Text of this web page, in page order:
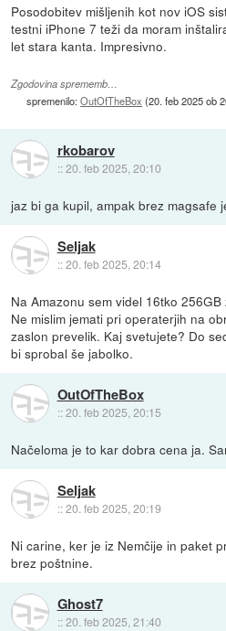
Posodobitev mišljenih kot nov iOS
testni iPhone 7 teži da moram
let stara kanta. Impresivno.
Zgodovina sprememb…
spremenilo:OutOfTheBox (20. feb 2025 ob
rkobarov
::20. feb 2025, 20:10
jaz bi ga kupil, ampak brez magsafe
Seljak
::20. feb 2025, 20:14
Na Amazonu sem videl 16tko
Ne mislim jemati pri operaterjih na
zaslon prevelik. Kaj svetujete? Do
bi sprobal še jabolko.
OutOfTheBox
::20. feb 2025, 20:15
Načeloma je to kar dobra cena ja.
Seljak
::20. feb 2025, 20:19
Ni carine, ker je iz Nemčije in paket
brez poštnine.
Ghost7
::20. feb 2025, 21:40